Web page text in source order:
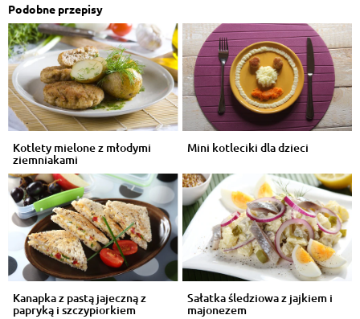
Podobne przepisy
Kotlety mielone z młodymi
ziemniakami
Mini kotleciki dla dzieci
Kanapka z pastą jajeczną z
papryką i szczypiorkiem
Sałatka śledziowa z jajkiem i
majonezem